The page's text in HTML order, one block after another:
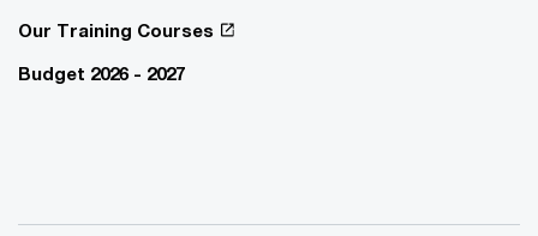
Our Training Courses
Budget 2026 - 2027